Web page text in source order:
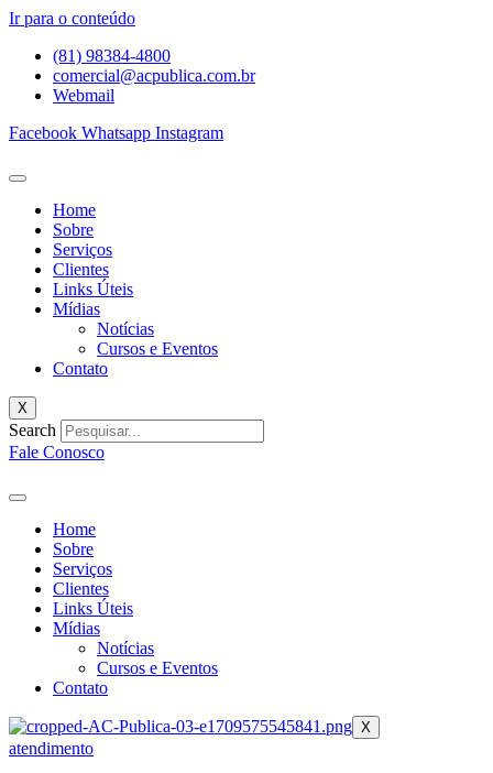
Ir para o conteúdo
(81) 98384-4800
comercial@acpublica.com.br
Webmail
Facebook Whatsapp Instagram
Home
Sobre
Serviços
Clientes
Links Úteis
Mídias
Notícias
Cursos e Eventos
Contato
X
Search
Fale Conosco
Home
Sobre
Serviços
Clientes
Links Úteis
Mídias
Notícias
Cursos e Eventos
Contato
X
atendimento